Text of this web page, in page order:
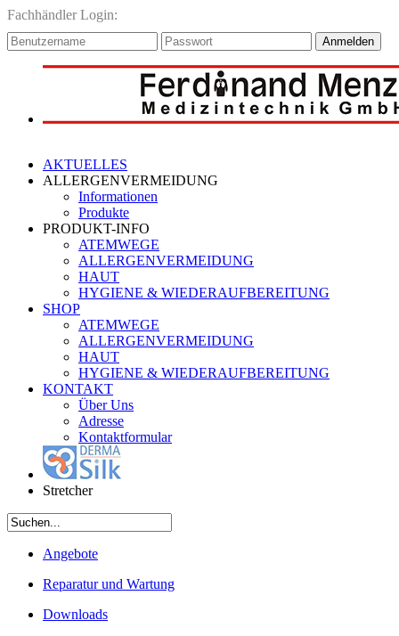
Fachhändler Login:
Anmelden
AKTUELLES
ALLERGENVERMEIDUNG
Informationen
Produkte
PRODUKT-INFO
ATEMWEGE
ALLERGENVERMEIDUNG
HAUT
HYGIENE & WIEDERAUFBEREITUNG
SHOP
ATEMWEGE
ALLERGENVERMEIDUNG
HAUT
HYGIENE & WIEDERAUFBEREITUNG
KONTAKT
Über Uns
Adresse
Kontaktformular
Stretcher
Angebote
Reparatur und Wartung
Downloads